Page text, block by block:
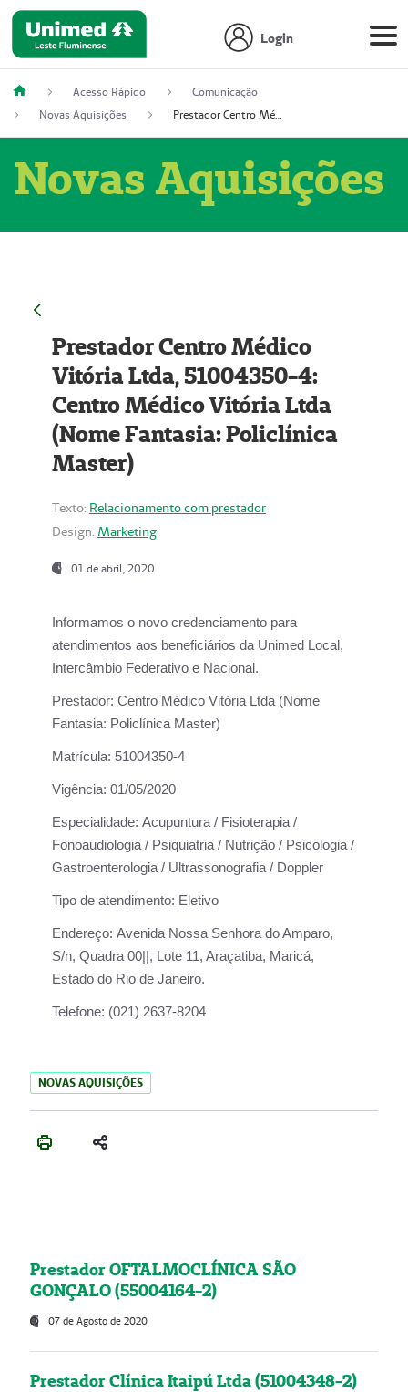
Login
Acesso Rápido
Comunicação
Novas Aquisições
Prestador Centro Médico Vitória Ltda, 51004350-4: Centro Médico Vitória Ltda (Nome Fantasia: Policlínica Master)
Novas Aquisições
Prestador Centro Médico
Vitória Ltda, 51004350-4:
Centro Médico Vitória Ltda
(Nome Fantasia: Policlínica
Master)
Texto: Relacionamento com prestador
Design: Marketing
01 de abril, 2020
Informamos o novo credenciamento para
atendimentos aos beneficiários da Unimed Local,
Intercâmbio Federativo e Nacional.
Prestador: Centro Médico Vitória Ltda (Nome
Fantasia: Policlínica Master)
Matrícula: 51004350-4
Vigência: 01/05/2020
Especialidade: Acupuntura / Fisioterapia /
Fonoaudiologia / Psiquiatria / Nutrição / Psicologia /
Gastroenterologia / Ultrassonografia / Doppler
Tipo de atendimento: Eletivo
Endereço: Avenida Nossa Senhora do Amparo,
S/n, Quadra 00||, Lote 11, Araçatiba, Maricá,
Estado do Rio de Janeiro.
Telefone: (021) 2637-8204
NOVAS AQUISIÇÕES
Prestador OFTALMOCLÍNICA SÃO
GONÇALO (55004164-2)
07 de Agosto de 2020
Prestador Clínica Itaipú Ltda (51004348-2)